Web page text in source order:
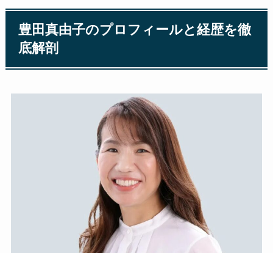
豊田真由子のプロフィールと経歴を徹
底解剖